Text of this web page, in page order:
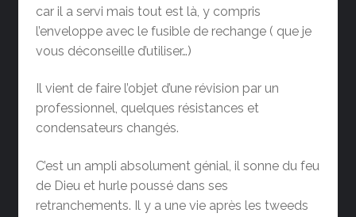
car il a servi mais tout est là, y compris
l’enveloppe avec le fusible de rechange ( que je
vous déconseille d’utiliser…)
Il vient de faire l’objet d’une révision par un
professionnel, quelques résistances et
condensateurs changés.
C’est un ampli absolument génial, il sonne du feu
de Dieu et hurle poussé dans ses
retranchements. Il y a une vie après les tweeds